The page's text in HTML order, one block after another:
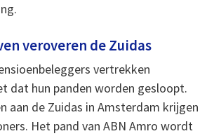
veroveren de Zuidas
vertrekken
dat hun panden worden gesloopt.
aan de Zuidas in Amsterdam krijgen
Het pand van ABN Amro wordt